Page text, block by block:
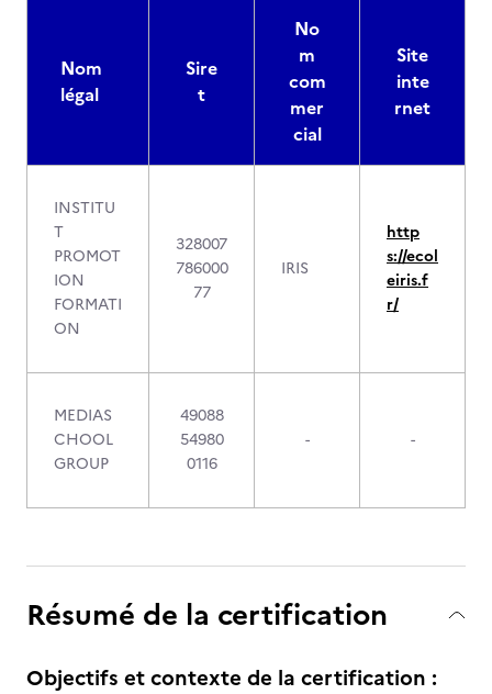
Nom
légal
Sire
t
No
m
com
mer
cial
Site
inte
rnet
INSTITU
T
PROMOT
ION
FORMATI
ON
328007
786000
77
IRIS
http
s://ecol
eiris.f
r/
MEDIAS
CHOOL
GROUP
49088
54980
0116
- -
Résumé de la certification
Objectifs et contexte de la certification :